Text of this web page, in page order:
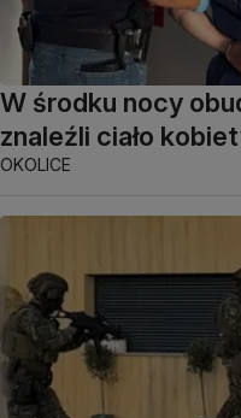
W środku nocy
znaleźli ciało
OKOLICE